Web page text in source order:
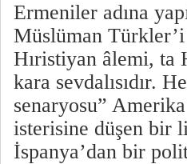
Ermeniler adına
Müslüman Türkler’i
Hıristiyan âlemi, ta
kara sevdalısıdır.
senaryosu”
isterisine düşen bir
İspanya’dan bir